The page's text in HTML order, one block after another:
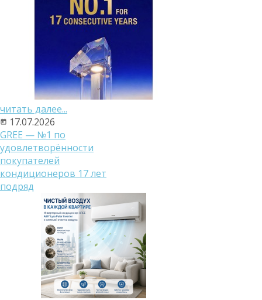
читать далее...
17.07.2026
GREE — №1 по
удовлетворённости
покупателей
кондиционеров 17 лет
подряд